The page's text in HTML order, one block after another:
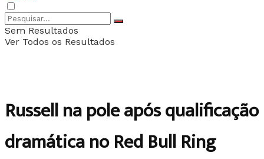
Sem Resultados
Ver Todos os Resultados
Russell na pole após qualificação
dramática no Red Bull Ring